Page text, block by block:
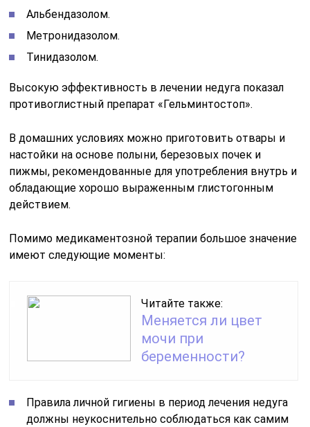
Альбендазолом.
Метронидазолом.
Тинидазолом.
Высокую эффективность в лечении недуга показал
противоглистный препарат «Гельминтостоп».
В домашних условиях можно приготовить отвары и
настойки на основе полыни, березовых почек и
пижмы, рекомендованные для употребления внутрь и
обладающие хорошо выраженным глистогонным
действием.
Помимо медикаментозной терапии большое значение
имеют следующие моменты:
Читайте также:
Меняется ли цвет
мочи при
беременности?
Правила личной гигиены в период лечения недуга
должны неукоснительно соблюдаться как самим